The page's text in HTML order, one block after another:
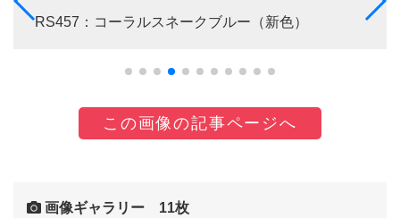
RS457：コーラルスネークブルー（新色）
この画像の記事ページへ
画像ギャラリー 11枚